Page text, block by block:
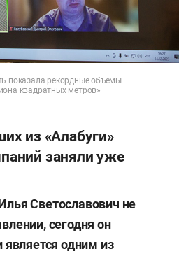
показала рекордные объемы
квадратных метров»
из «Алабуги»
заняли уже
Светославович не
сегодня он
является одним из